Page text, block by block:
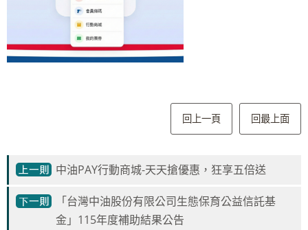
回上一頁 回最上面
中油PAY行動商城-天天搶優惠，狂享五倍送
「台灣中油股份有限公司生態保育公益信託基
金」115年度補助結果公告